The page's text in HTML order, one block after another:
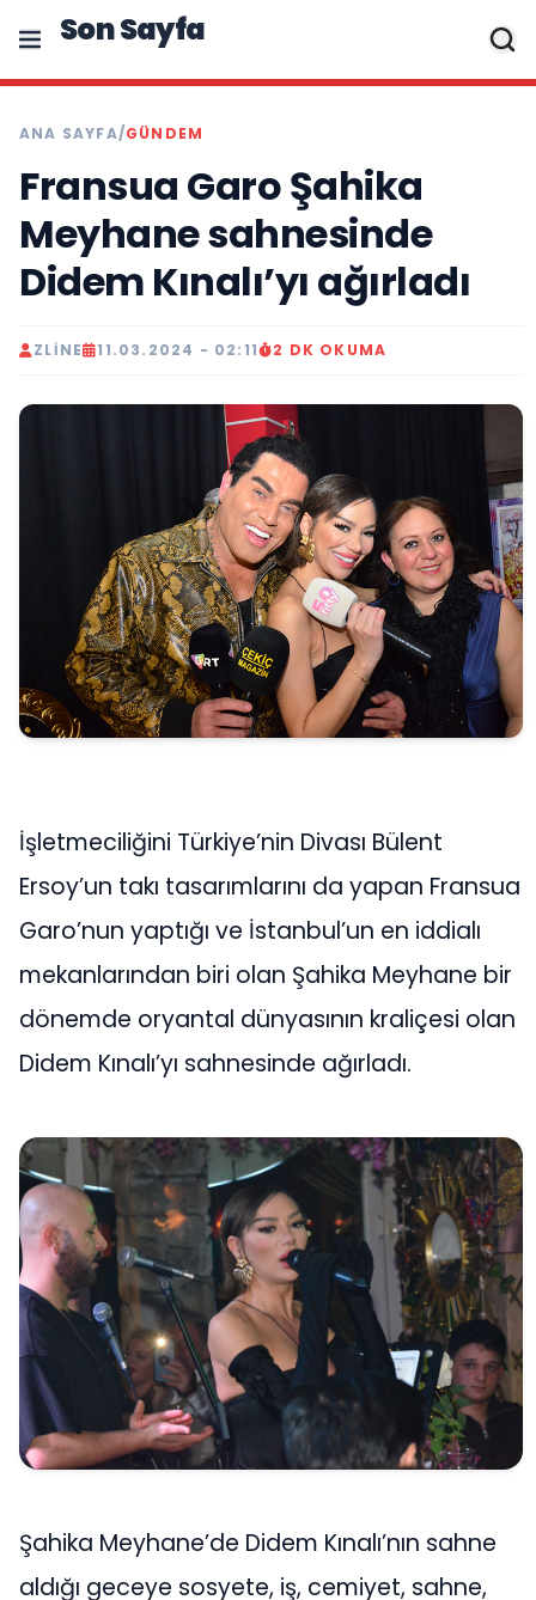
Son Sayfa
ANA SAYFA/GÜNDEM
Fransua Garo Şahika
Meyhane sahnesinde
Didem Kınalı’yı ağırladı
ZLINE 11.03.2024 - 02:11 2 DK OKUMA
İşletmeciliğini Türkiye’nin Divası Bülent
Ersoy’un takı tasarımlarını da yapan Fransua
Garo’nun yaptığı ve İstanbul’un en iddialı
mekanlarından biri olan Şahika Meyhane bir
dönemde oryantal dünyasının kraliçesi olan
Didem Kınalı’yı sahnesinde ağırladı.
Şahika Meyhane’de Didem Kınalı’nın sahne
aldığı geceye sosyete, iş, cemiyet, sahne,